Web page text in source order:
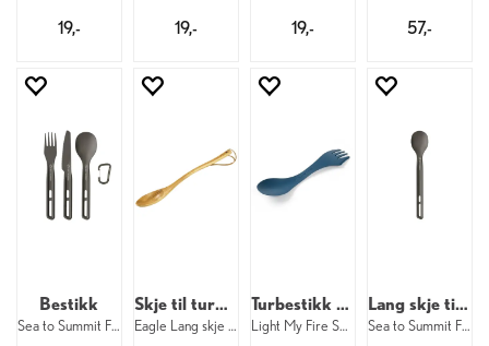
19,- 19,- 19,- 57,-
Bestikk
Sea to Summit Frontier UL Cutlery Set
Skje til turmat
Eagle Lang skje Tre
Turbestikk Spork
Light My Fire Spork Original BIO HazyBlu
Lang skje til turmat
Sea to Summit Frontier UL Handle Spoon